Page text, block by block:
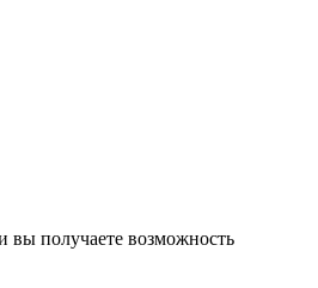
вы получаете возможность